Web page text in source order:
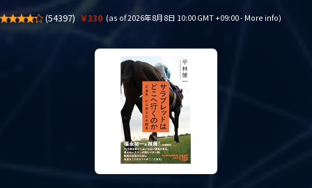
(54397) ￥330 (as of 2026年8月8日 10:00 GMT +09:00 - More info)